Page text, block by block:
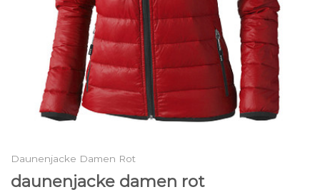
Daunenjacke Damen Rot
daunenjacke damen rot